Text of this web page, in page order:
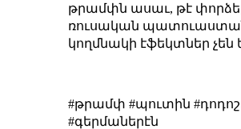
թրամփն ասաւ, թէ
ռուսական
կողմնակի էֆեկտներ չեն
#թրամփ #պուտին
#գերմաներէն